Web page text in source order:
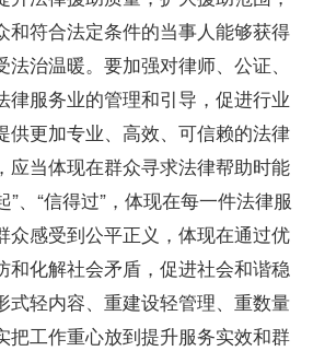
和符合法定条件的当事人能够获得
治温暖。要加强对律师、公证、
律服务业的管理和引导，促进行业
供更加专业、高效、可信赖的法律
应当体现在群众寻求法律帮助时能
”、“信得过”，体现在每一件法律服
众感受到公平正义，体现在通过优
和化解社会矛盾，促进社会和谐稳
式轻内容、重建设轻管理、重数量
把工作重心放到提升服务实效和群